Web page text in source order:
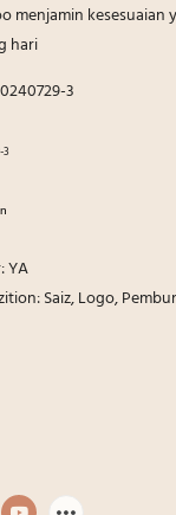
menjamin kesesuaian
hari
3
YA
Saiz, Logo,